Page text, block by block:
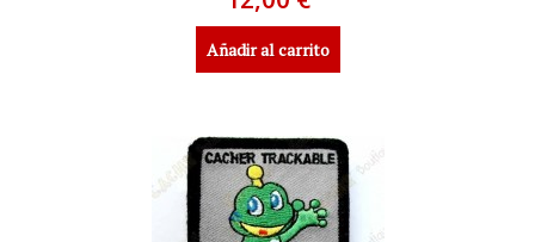
Añadir al carrito